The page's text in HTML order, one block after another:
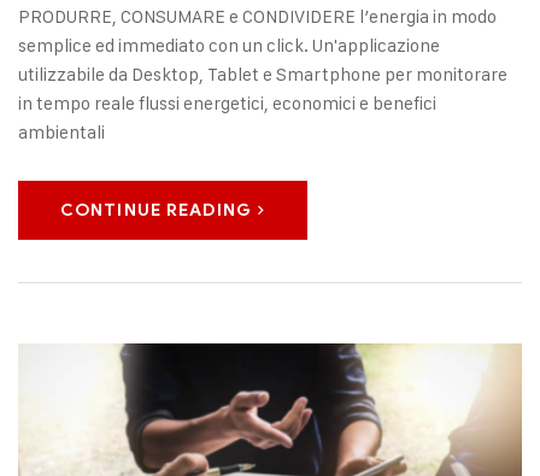
PRODURRE, CONSUMARE e CONDIVIDERE l’energia in modo
semplice ed immediato con un click. Un'applicazione
utilizzabile da Desktop, Tablet e Smartphone per monitorare
in tempo reale flussi energetici, economici e benefici
ambientali
CONTINUE READING